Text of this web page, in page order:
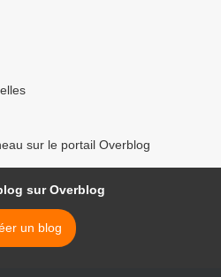
sur le portail Overblog
sur Overblog
un blog